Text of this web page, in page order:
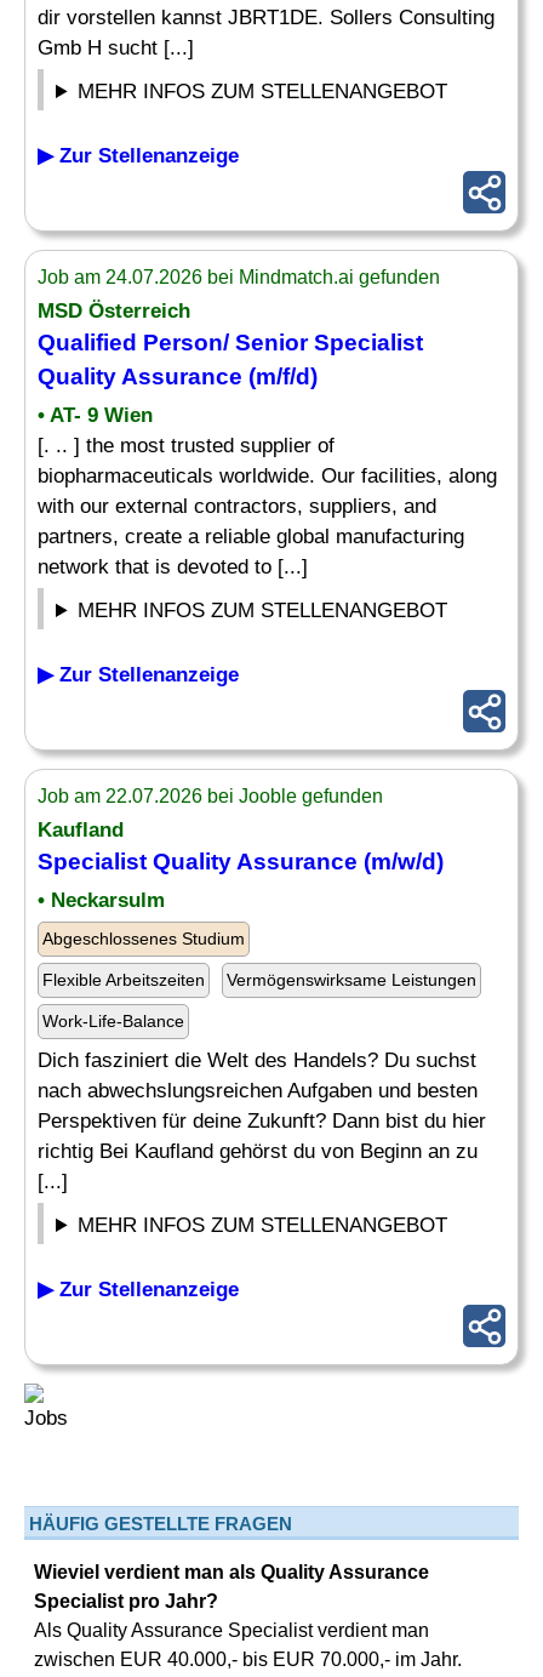
dir vorstellen kannst JBRT1DE. Sollers Consulting
Gmb H sucht [...]
MEHR INFOS ZUM STELLENANGEBOT
▶ Zur Stellenanzeige
Job am 24.07.2026 bei Mindmatch.ai gefunden
MSD Österreich
Qualified Person/ SeniorSpecialist
Quality Assurance (m/f/d)
• AT- 9 Wien
[. .. ] the most trusted supplier of
biopharmaceuticals worldwide. Our facilities, along
with our external contractors, suppliers, and
partners, create a reliable global manufacturing
network that is devoted to [...]
MEHR INFOS ZUM STELLENANGEBOT
▶ Zur Stellenanzeige
Job am 22.07.2026 bei Jooble gefunden
Kaufland
Specialist Quality Assurance (m/w/d)
• Neckarsulm
Abgeschlossenes Studium
Flexible Arbeitszeiten Vermögenswirksame Leistungen
Work-Life-Balance
Dich fasziniert die Welt des Handels? Du suchst
nach abwechslungsreichen Aufgaben und besten
Perspektiven für deine Zukunft? Dann bist du hier
richtig Bei Kaufland gehörst du von Beginn an zu
[...]
MEHR INFOS ZUM STELLENANGEBOT
▶ Zur Stellenanzeige
HÄUFIG GESTELLTE FRAGEN
Wieviel verdient man als Quality Assurance
Specialist pro Jahr?
Als Quality Assurance Specialist verdient man
zwischen EUR 40.000,- bis EUR 70.000,- im Jahr.